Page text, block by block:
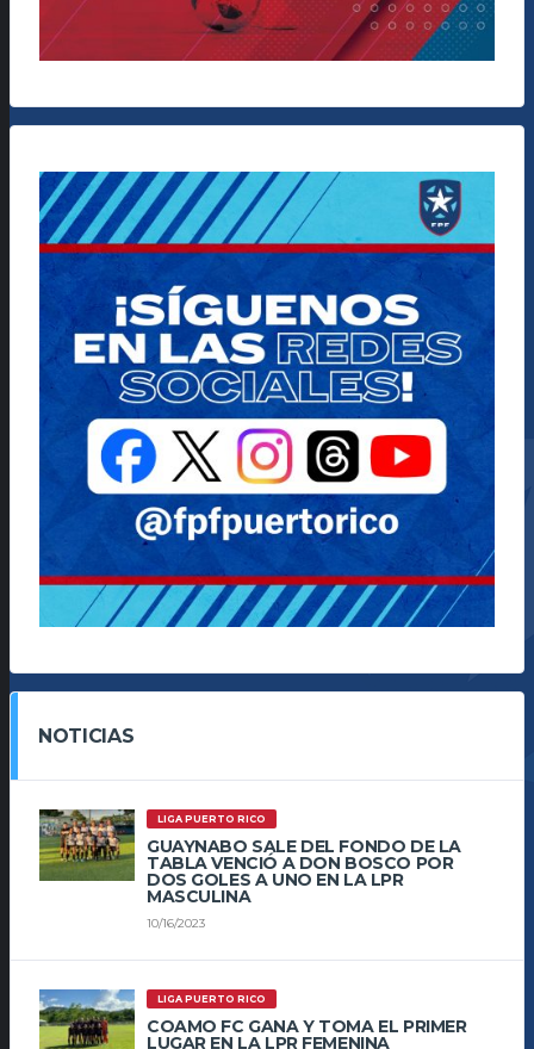
NOTICIAS
LIGA PUERTO RICO
GUAYNABO SALE DEL FONDO DE LA
TABLA VENCIÓ A DON BOSCO POR
DOS GOLES A UNO EN LA LPR
MASCULINA
10/16/2023
LIGA PUERTO RICO
COAMO FC GANA Y TOMA EL PRIMER
LUGAR EN LA LPR FEMENINA